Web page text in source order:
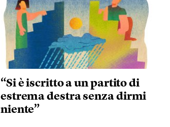
“Si è iscritto a un partito di
estrema destra senza dirmi
niente”